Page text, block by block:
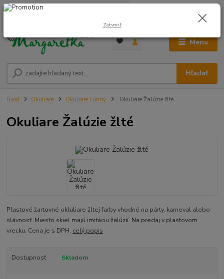
Menu
Hľadať
0948 236 042
0,00 €
Úvod Okuliare Okuliare Funny Okuliare Žalúzie žlté
Okuliare Žalúzie žlté
Plastové žartovné okluliare žltej farby vhodné na párty, karneval alebo
slávnosť. Miesto skiel majú imitáciu žalúzií. Na predaj v plastovom
vrecku. Cena je s DPH. celý popis
Dostupnosť Skladom
Zatvoriť